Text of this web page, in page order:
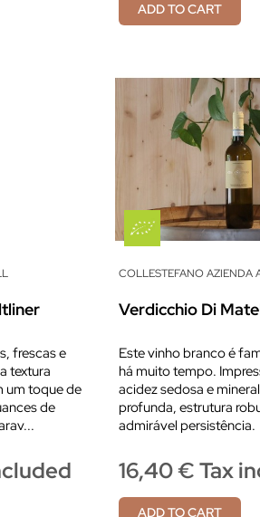
ADD TO CART
frescas e
textura
um toque de
de
COLLESTEFANO AZIENDA
Verdicchio Di
Este vinho branco é
há muito tempo.
acidez sedosa e
profunda, estrutura
admirável persistência.
16,40 € Tax
ADD TO CART